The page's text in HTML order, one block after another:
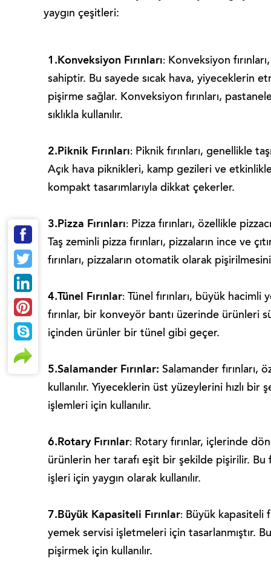
yaygın çeşitleri:
1.Konveksiyon Fırınları:Konveksiyon
sahiptir. Bu sayede sıcak hava, yiyeceklerin
pişirme sağlar. Konveksiyon fırınları,
sıklıkla kullanılır.
2.Piknik Fırınları:Piknik fırınları, genellikle
Açık hava piknikleri, kamp gezileri ve
kompakt tasarımlarıyla dikkat çekerler.
3.Pizza Fırınları:Pizza fırınları, özellikle
Taş zeminli pizza fırınları, pizzaların ince ve
fırınları, pizzaların otomatik olarak
4.Tünel Fırınlar:Tünel fırınları, büyük
fırınlar, bir konveyör bantı üzerinde ürünleri
içinden ürünler bir tünel gibi geçer.
5.Salamander Fırınlar: Salamander
kullanılır. Yiyeceklerin üst yüzeylerini hızlı
işlemleri için kullanılır.
6.Rotary Fırınlar:Rotary fırınlar, içlerinde
ürünlerin her tarafı eşit bir şekilde pişirilir. Bu
işleri için yaygın olarak kullanılır.
7.Büyük Kapasiteli Fırınlar:Büyük kapasiteli
yemek servisi işletmeleri için tasarlanmıştır.
pişirmek için kullanılır.